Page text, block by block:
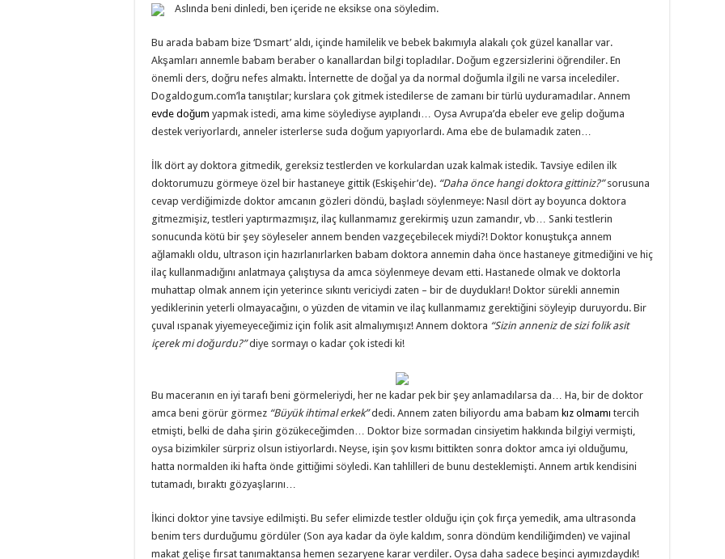
Aslında beni dinledi, ben içeride ne eksikse ona söyledim.
Bu arada babam bize ‘Dsmart’ aldı, içinde hamilelik ve bebek bakımıyla alakalı çok güzel kanallar var.
Akşamları annemle babam beraber o kanallardan bilgi topladılar. Doğum egzersizlerini öğrendiler. En
önemli ders, doğru nefes almaktı. İnternette de doğal ya da normal doğumla ilgili ne varsa incelediler.
Dogaldogum.com’la tanıştılar; kurslara çok gitmek istedilerse de zamanı bir türlü uyduramadılar. Annem
evde doğum yapmak istedi, ama kime söylediyse ayıplandı… Oysa Avrupa’da ebeler eve gelip doğuma
destek veriyorlardı, anneler isterlerse suda doğum yapıyorlardı. Ama ebe de bulamadık zaten…
İlk dört ay doktora gitmedik, gereksiz testlerden ve korkulardan uzak kalmak istedik. Tavsiye edilen ilk
doktorumuzu görmeye özel bir hastaneye gittik (Eskişehir’de). “Daha önce hangi doktora gittiniz?”sorusuna
cevap verdiğimizde doktor amcanın gözleri döndü, başladı söylenmeye: Nasıl dört ay boyunca doktora
gitmezmişiz, testleri yaptırmazmışız, ilaç kullanmamız gerekirmiş uzun zamandır, vb… Sanki testlerin
sonucunda kötü bir şey söyleseler annem benden vazgeçebilecek miydi?! Doktor konuştukça annem
ağlamaklı oldu, ultrason için hazırlanırlarken babam doktora annemin daha önce hastaneye gitmediğini ve hiç
ilaç kullanmadığını anlatmaya çalıştıysa da amca söylenmeye devam etti. Hastanede olmak ve doktorla
muhattap olmak annem için yeterince sıkıntı vericiydi zaten – bir de duydukları! Doktor sürekli annemin
yediklerinin yeterli olmayacağını, o yüzden de vitamin ve ilaç kullanmamız gerektiğini söyleyip duruyordu. Bir
çuval ıspanak yiyemeyeceğimiz için folik asit almalıymışız! Annem doktora “Sizin anneniz de sizi folik asit
içerek mi doğurdu?”diye sormayı o kadar çok istedi ki!
Bu maceranın en iyi tarafı beni görmeleriydi, her ne kadar pek bir şey anlamadılarsa da… Ha, bir de doktor
amca beni görür görmez “Büyük ihtimal erkek”dedi. Annem zaten biliyordu ama babam kız olmamı tercih
etmişti, belki de daha şirin gözükeceğimden… Doktor bize sormadan cinsiyetim hakkında bilgiyi vermişti,
oysa bizimkiler sürpriz olsun istiyorlardı. Neyse, işin şov kısmı bittikten sonra doktor amca iyi olduğumu,
hatta normalden iki hafta önde gittiğimi söyledi. Kan tahlilleri de bunu desteklemişti. Annem artık kendisini
tutamadı, bıraktı gözyaşlarını…
İkinci doktor yine tavsiye edilmişti. Bu sefer elimizde testler olduğu için çok fırça yemedik, ama ultrasonda
benim ters durduğumu gördüler (Son aya kadar da öyle kaldım, sonra döndüm kendiliğimden) ve vajinal
makat gelişe fırsat tanımaktansa hemen sezaryene karar verdiler. Oysa daha sadece beşinci ayımızdaydık!